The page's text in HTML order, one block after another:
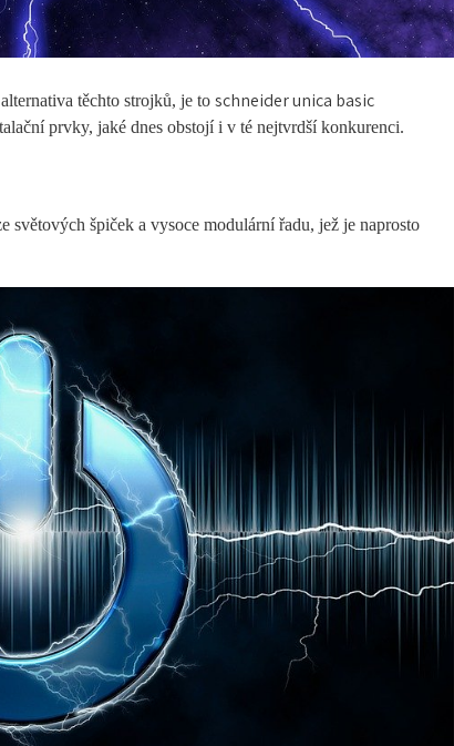
těchto strojků, je to schneider unica basic
prvky, jaké dnes obstojí i v té nejtvrdší konkurenci.
světových špiček a vysoce modulární řadu, jež je naprosto